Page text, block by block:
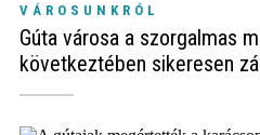
VÁROSUNKRÓL
Gúta városa a szorgalmas
következtében sikeresen